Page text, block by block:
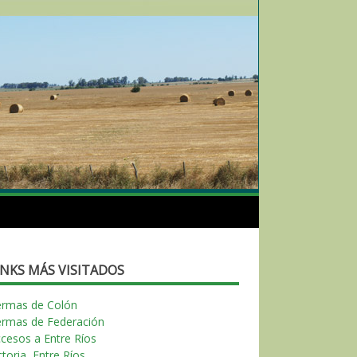
MÁS VISITADOS
de Colón
de Federación
a Entre Ríos